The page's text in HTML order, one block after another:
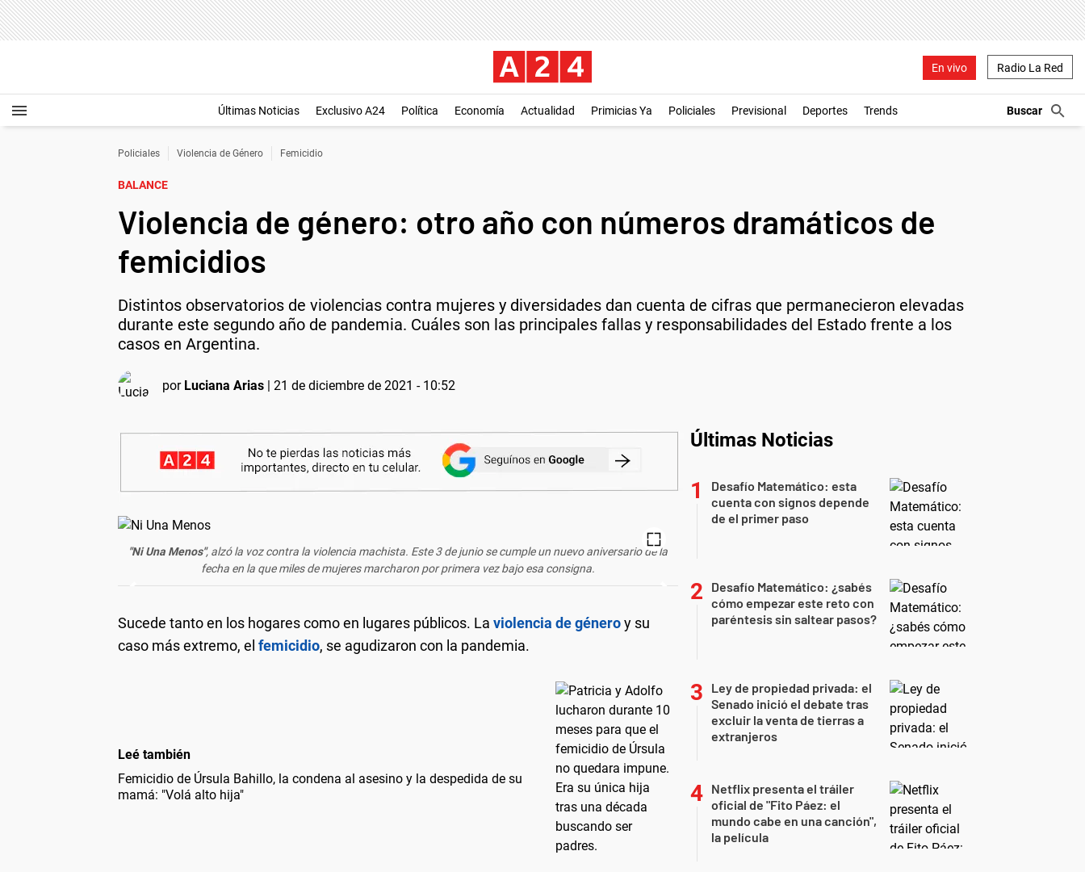
En vivo Radio La Red
Últimas Noticias Exclusivo A24 Política Economía Actualidad Primicias Ya Policiales Previsional Deportes Trends
Policiales Violencia de Género Femicidio
BALANCE
Violencia de género: otro año con números dramáticos de
femicidios
Distintos observatorios de violencias contra mujeres y diversidades dan cuenta de cifras que permanecieron elevadas
durante este segundo año de pandemia. Cuáles son las principales fallas y responsabilidades del Estado frente a los
casos en Argentina.
por Luciana Arias | 21 de diciembre de 2021 - 10:52
"Ni Una Menos", alzó la voz contra la violencia machista. Este 3 de junio se cumple un nuevo aniversario de la
fecha en la que miles de mujeres marcharon por primera vez bajo esa consigna.
Sucede tanto en los hogares como en lugares públicos. La violencia de géneroy su
caso más extremo, el femicidio, se agudizaron con la pandemia.
Leé también
Femicidio de Úrsula Bahillo, la condena al asesino y la despedida de su
mamá: "Volá alto hija"
Últimas Noticias
Desafío Matemático: esta
cuenta con signos depende
de el primer paso
Desafío Matemático: ¿sabés
cómo empezar este reto con
paréntesis sin saltear pasos?
Ley de propiedad privada: el
Senado inició el debate tras
excluir la venta de tierras a
extranjeros
Netflix presenta el tráiler
oficial de "Fito Páez: el
mundo cabe en una canción",
la película